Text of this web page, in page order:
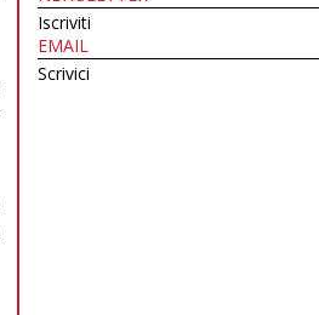
Iscriviti
EMAIL
Scrivici